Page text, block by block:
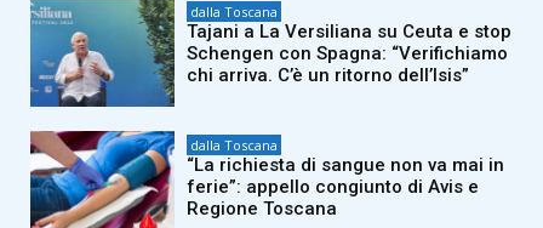
dalla Toscana
Tajani a La Versiliana su Ceuta e stop
Schengen con Spagna: “Verifichiamo
chi arriva. C’è un ritorno dell’Isis”
dalla Toscana
“La richiesta di sangue non va mai in
ferie”: appello congiunto di Avis e
Regione Toscana